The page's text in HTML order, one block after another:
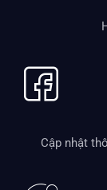
Cập nhật